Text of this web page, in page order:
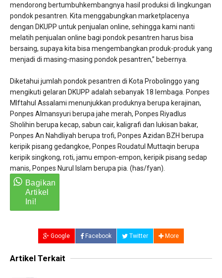
mendorong bertumbuhkembangnya hasil produksi di lingkungan
pondok pesantren. Kita menggabungkan marketplacenya
dengan DKUPP untuk penjualan online, sehingga kami nanti
melatih penjualan online bagi pondok pesantren harus bisa
bersaing, supaya kita bisa mengembangkan produk-produk yang
menjadi di masing-masing pondok pesantren,” bebernya.
Diketahui jumlah pondok pesantren di Kota Probolinggo yang
mengikuti gelaran DKUPP adalah sebanyak 18 lembaga. Ponpes
MIftahul Assalami menunjukkan produknya berupa kerajinan,
Ponpes Almansyuri berupa jahe merah, Ponpes Riyadlus
Sholihin berupa kecap, sabun cair, kaligrafi dan lukisan bakar,
Ponpes An Nahdliyah berupa trofi, Ponpes Azidan BZH berupa
keripik pisang gedangkoe, Ponpes Roudatul Muttaqin berupa
keripik singkong, roti, jamu empon-empon, keripik pisang sedap
manis, Ponpes Nurul Islam berupa pia. (has/fyan).
Google Facebook Twitter More
Artikel Terkait